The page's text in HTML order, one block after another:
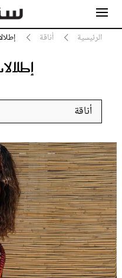
الرئيسية أناقة
أناقة
أناقة
جمال
صحة ورشاقة
لايف ستايل
بلس+
فيديو
مطبخ سيدتي
مقالات الرأي
ستايل
تقارير
عروس سيدتي